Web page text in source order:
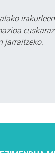
jarraitzeko.